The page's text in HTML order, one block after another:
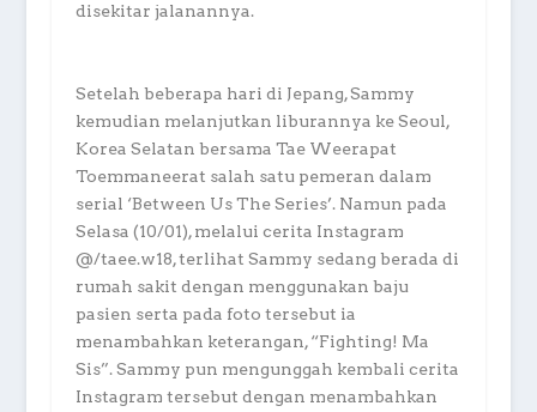
disekitar jalanannya.
Setelah beberapa hari di Jepang, Sammy
kemudian melanjutkan liburannya ke Seoul,
Korea Selatan bersama Tae Weerapat
Toemmaneerat salah satu pemeran dalam
serial ‘Between Us The Series’. Namun pada
Selasa (10/01), melalui cerita Instagram
@/taee.w18, terlihat Sammy sedang berada di
rumah sakit dengan menggunakan baju
pasien serta pada foto tersebut ia
menambahkan keterangan, “Fighting! Ma
Sis”. Sammy pun mengunggah kembali cerita
Instagram tersebut dengan menambahkan